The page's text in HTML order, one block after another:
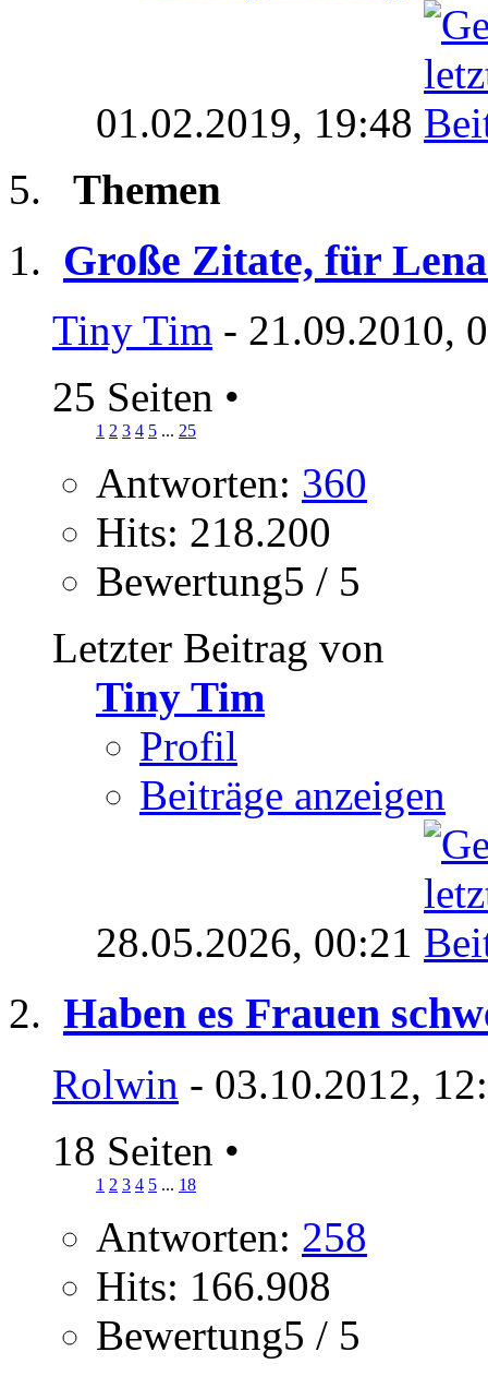
01.02.2019, 19:48
Themen
Große Zitate, für
Tiny Tim - 21.09.2010,
25 Seiten •
1 2 3 4 5 ... 25
Antworten: 360
Hits: 218.200
Bewertung5 / 5
Letzter Beitrag von
Tiny Tim
Profil
Beiträge anzeigen
28.05.2026, 00:21
Haben es Frauen
Rolwin - 03.10.2012,
18 Seiten •
1 2 3 4 5 ... 18
Antworten: 258
Hits: 166.908
Bewertung5 / 5